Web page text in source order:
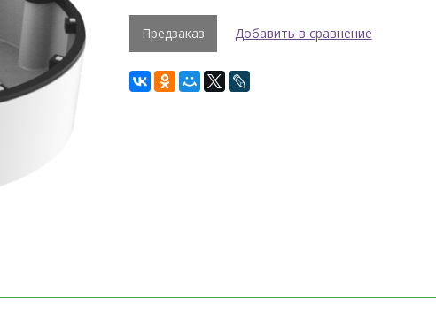
Предзаказ Добавить в сравнение